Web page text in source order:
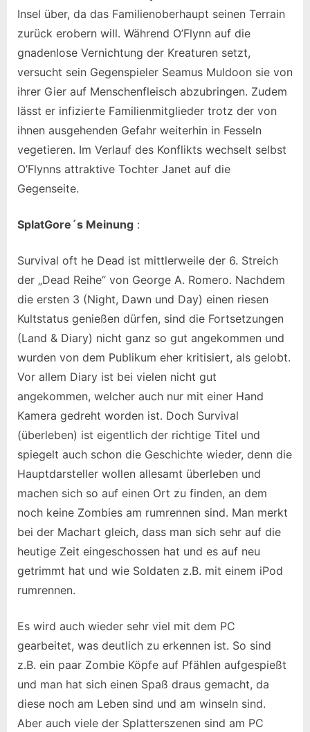
Insel über, da das Familienoberhaupt seinen Terrain
zurück erobern will. Während O’Flynn auf die
gnadenlose Vernichtung der Kreaturen setzt,
versucht sein Gegenspieler Seamus Muldoon sie von
ihrer Gier auf Menschenfleisch abzubringen. Zudem
lässt er infizierte Familienmitglieder trotz der von
ihnen ausgehenden Gefahr weiterhin in Fesseln
vegetieren. Im Verlauf des Konflikts wechselt selbst
O’Flynns attraktive Tochter Janet auf die
Gegenseite.
SplatGore´s Meinung :
Survival oft he Dead ist mittlerweile der 6. Streich
der „Dead Reihe“ von George A. Romero. Nachdem
die ersten 3 (Night, Dawn und Day) einen riesen
Kultstatus genießen dürfen, sind die Fortsetzungen
(Land & Diary) nicht ganz so gut angekommen und
wurden von dem Publikum eher kritisiert, als gelobt.
Vor allem Diary ist bei vielen nicht gut
angekommen, welcher auch nur mit einer Hand
Kamera gedreht worden ist. Doch Survival
(überleben) ist eigentlich der richtige Titel und
spiegelt auch schon die Geschichte wieder, denn die
Hauptdarsteller wollen allesamt überleben und
machen sich so auf einen Ort zu finden, an dem
noch keine Zombies am rumrennen sind. Man merkt
bei der Machart gleich, dass man sich sehr auf die
heutige Zeit eingeschossen hat und es auf neu
getrimmt hat und wie Soldaten z.B. mit einem iPod
rumrennen.
Es wird auch wieder sehr viel mit dem PC
gearbeitet, was deutlich zu erkennen ist. So sind
z.B. ein paar Zombie Köpfe auf Pfählen aufgespießt
und man hat sich einen Spaß draus gemacht, da
diese noch am Leben sind und am winseln sind.
Aber auch viele der Splatterszenen sind am PC